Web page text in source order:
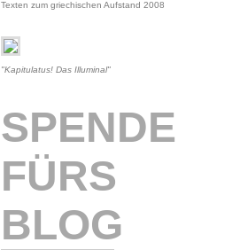
Texten zum griechischen Aufstand 2008
"Kapitulatus! Das Illuminal"
SPENDE
FÜRS
BLOG